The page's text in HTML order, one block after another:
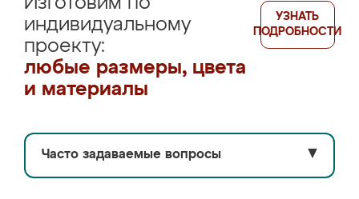
индивидуальному
проекту:
любые размеры, цвета
и материалы
УЗНАТЬ
ПОДРОБНОСТИ
Часто задаваемые вопросы ▼